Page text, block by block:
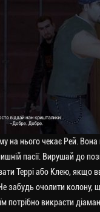
на нього чекає Рей.
пасії. Вирушай до
Террі або Клею, якщо
очолити колону,
потрібно викрасти